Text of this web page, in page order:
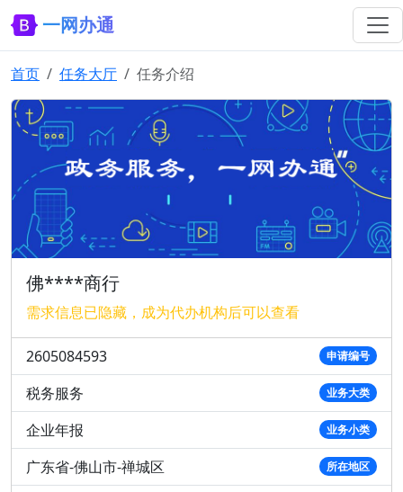
一网办通
首页 任务大厅 任务介绍
佛****商行
需求信息已隐藏，成为代办机构后可以查看
2605084593 申请编号
税务服务 业务大类
企业年报 业务小类
广东省-佛山市-禅城区 所在地区